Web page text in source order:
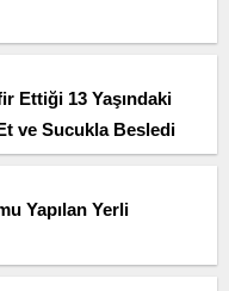
Ettiği 13 Yaşındaki
ve Sucukla Besledi
Yapılan Yerli